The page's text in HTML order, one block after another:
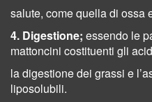
salute, come quella di ossa
4. Digestione; essendo le
mattoncini costituenti gli
la digestione dei grassi e
liposolubili.